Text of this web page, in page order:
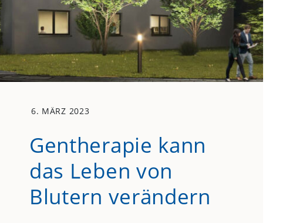
6. MÄRZ 2023
Gentherapie kann
das Leben von
Blutern verändern